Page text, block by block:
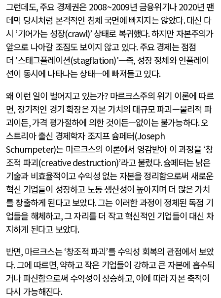
그런데도,주요 경제권은 2008~2009년 금융위기나2020년 팬
데믹 당시처럼 본격적인 침체 국면에 빠지지는 않았다.대신 다
시 ‘기어가는 성장(crawl)’ 상태로 복귀했다.하지만 자본주의가
앞으로 나아갈 조짐도 보이지 않고 있다.주요 경제는 점점
더 '스태그플레이션(stagflation)'—즉, 성장 정체와 인플레이
션이 동시에 나타나는 상태—에 빠져들고 있다.
왜 이런 일이 벌어지고 있는가? 마르크스주의 위기 이론에 따르
면, 장기적인 경기 확장은 자본 가치의 대규모 파괴—물리적 파
괴이든,가격 평가절하에 의한 것이든—없이는 불가능하다.오
스트리아 출신 경제학자 조지프 슘페터(Joseph
Schumpeter)는 마르크스의 이론에서 영감받아 이 과정을‘창
조적 파괴(creative destruction)’라고 불렀다.슘페터는 낡은
기술과 비효율적이고 수익성 없는 자본을 정리함으로써 새로운
혁신 기업들이 성장하고 노동 생산성이 높아지며 더 많은 가치
를 창출하게 된다고 보았다.그는 이러한 과정이 정체된 독점 기
업들을 해체하고,그 자리를 더 작고 혁신적인 기업들이 대신 차
지하게 된다고 보았다.
반면, 마르크스는‘창조적 파괴’를 수익성 회복의 관점에서 보았
다.그에 따르면,약하고 작은 기업들이 강하고 큰 자본에 흡수되
거나 파산함으로써 수익성이 상승하고,이에 따라 자본 축적이
다시 가능해진다.